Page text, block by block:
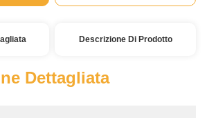
Descrizione Di Prodotto
Dettagliata